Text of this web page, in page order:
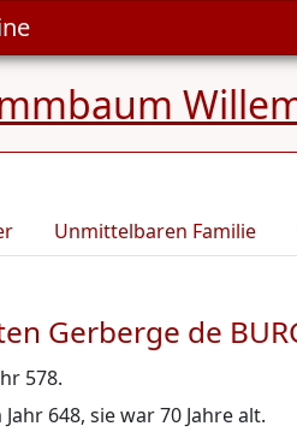
Unmittelbaren Familie
Gerberge de
578.
648, sie war 70 Jahre alt.